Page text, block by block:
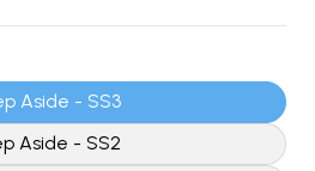
Aside - SS3
Aside - SS2